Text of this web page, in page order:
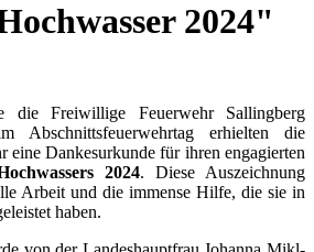
2024"
Freiwillige Feuerwehr Sallingberg
Abschnittsfeuerwehrtag erhielten die
eine Dankesurkunde für ihren engagierten
2024. Diese Auszeichnung
Arbeit und die immense Hilfe, die sie in
haben.